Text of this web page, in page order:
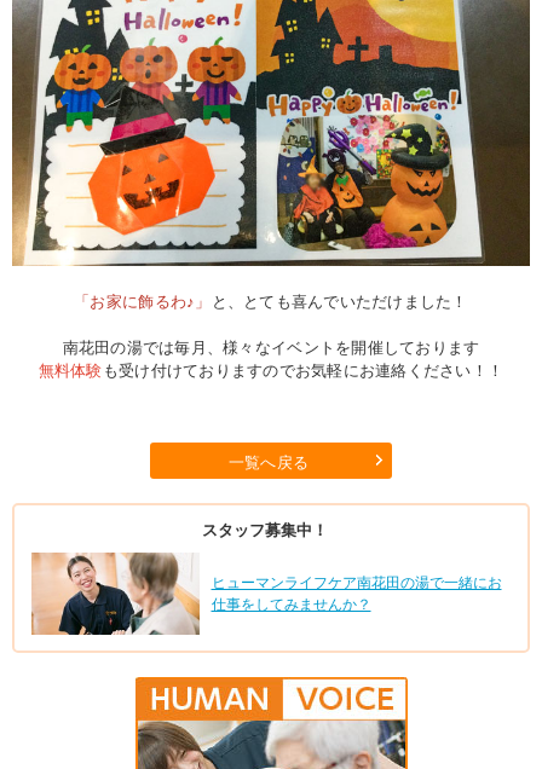
「お家に飾るわ♪」 と、とても喜んでいただけました！
南花田の湯では毎月、様々なイベントを開催しております
無料体験 も受け付けておりますのでお気軽にお連絡ください！！
一覧へ戻る
スタッフ募集中！
ヒューマンライフケア南花田の湯で一緒にお
仕事をしてみませんか？